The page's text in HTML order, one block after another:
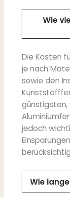
Wie
Die Kosten
je nach
sowie den
günstigsten,
jedoch
Wie